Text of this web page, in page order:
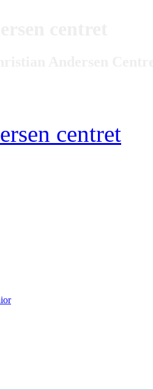
centret